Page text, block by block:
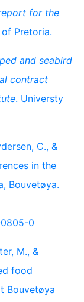
for the
Pretoria.
and seabird
contract
. Universty
C., &
in the
Bouvetøya.
0
M., &
food
Bouvetøya